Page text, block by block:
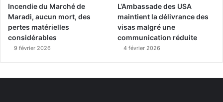
Incendie du Marché de
Maradi, aucun mort, des
pertes matérielles
considérables
9 février 2026
L’Ambassade des USA
maintient la délivrance des
visas malgré une
communication réduite
4 février 2026